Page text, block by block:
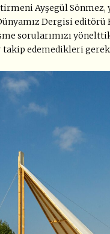
Ayşegül
Dergisi editörü
sorularımızı
takip edemedikleri